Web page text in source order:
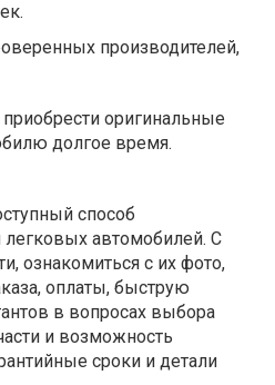
производителей,
оригинальные
долгое время.
способ
легковых автомобилей. С
ознакомиться с их фото,
оплаты, быструю
в вопросах выбора
и возможность
сроки и детали